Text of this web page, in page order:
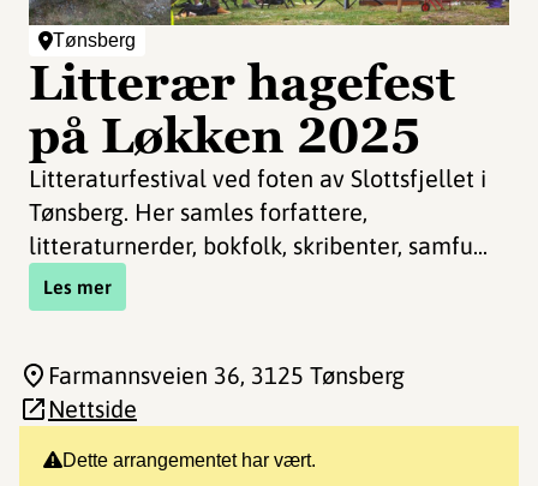
Tønsberg
Litterær hagefest
på Løkken 2025
Litteraturfestival ved foten av Slottsfjellet i
Tønsberg. Her samles forfattere,
litteraturnerder, bokfolk, skribenter, samfu...
Les mer
Dette arrangementet har vært.
Farmannsveien 36, 3125 Tønsberg
Nettside